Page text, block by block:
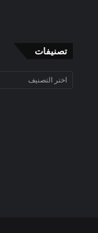
تصنيفات
تصنيفات